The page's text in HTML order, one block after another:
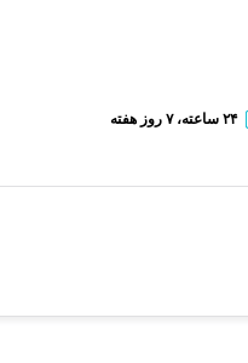
۲۴ ساعته، ۷ روز هفته